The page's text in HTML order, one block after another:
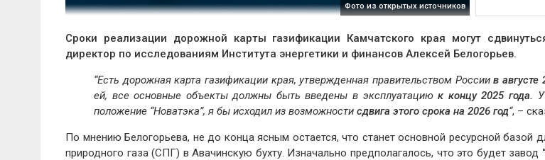
Фото из открытых источников
Сроки реализации дорожной карты газификации Камчатского края могут
директор по исследованиям Института энергетики и финансов Алексей Белогорьев.
“Есть дорожная карта газификации края, утвержденная правительством Россиив августе
ей, все основные объекты должны быть введены в эксплуатациюк концу 2025 года.
положение “Новатэка”, я бы исходил из возможности сдвига этого срока на 2026 год“, –
По мнению Белогорьева, не до конца ясным остается, что станет основной ресурсной базой
природного газа (СПГ) в Авачинскую бухту. Изначально предполагалось, что это будет завод